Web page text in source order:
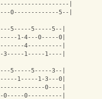
|
0-------------5--|
5-----5-----5--|
1-4---0-----0|
4----------|
1-----1----|
5-----5-----3--|
1-----1-3---0|
0----|
0----------|